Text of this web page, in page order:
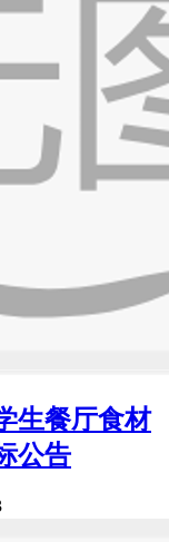
生餐厅食材
公告